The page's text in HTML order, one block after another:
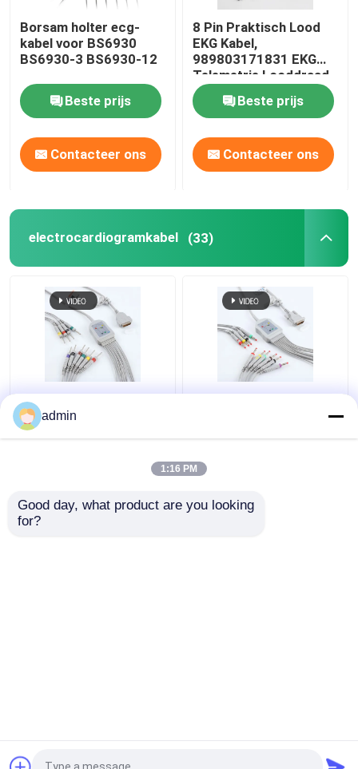
Borsam holter ecg-
kabel voor BS6930
BS6930-3 BS6930-12
Beste prijs
Contacteer ons
8 Pin Praktisch Lood
EKG Kabel,
989803171831 EKG
Telemetrie Looddraad
Beste prijs
Contacteer ons
electrocardiogramkabel (33)
Herbruikbare medische
EKG kabel praktisch
voor Nihon Kohden BD-
admin
1:16 PM
Good day, what product are you looking
for?